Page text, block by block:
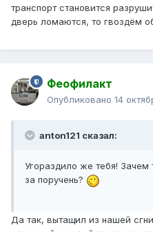
транспорт становится
дверь ломаются, то гвоздём
Феофилакт
Опубликовано 14
anton121 сказал:
Угораздило же тебя! Зачем
за поручень?
Да так, вытащил из нашей